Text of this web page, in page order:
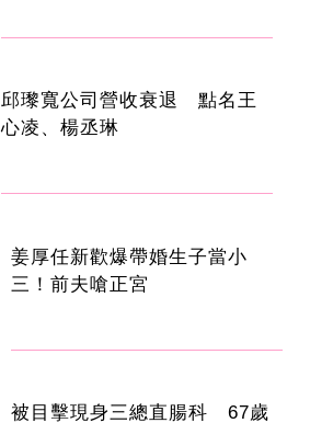
邱瓈寬公司營收衰退 點名王
心凌、楊丞琳
姜厚任新歡爆帶婚生子當小
三！前夫嗆正宮
被目擊現身三總直腸科 67歲